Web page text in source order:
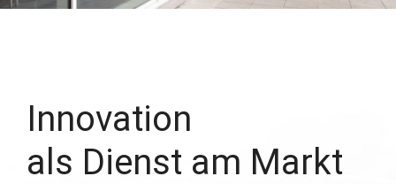
Innovation
als Dienst am Markt